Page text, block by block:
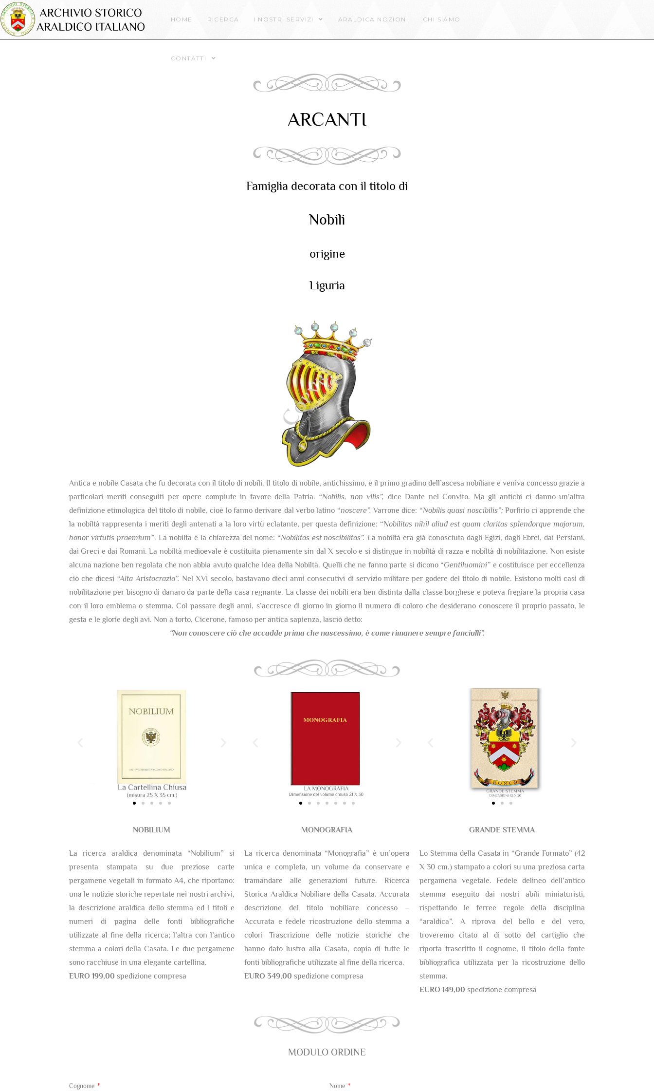
HOME RICERCA I NOSTRI SERVIZI ARALDICA NOZIONI CHI SIAMO
CONTATTI
ARCANTI
Famiglia decorata con il titolo di
Nobili
origine
Liguria
Antica e nobile Casata che fu decorata con il titolo di nobili. Il titolo di nobile, antichissimo, è il primo gradino dell’ascesa nobiliare e veniva concesso grazie a
particolari meriti conseguiti per opere compiute in favore della Patria. “Nobilis, non vilis”, dice Dante nel Convito. Ma gli antichi ci danno un’altra
definizione etimologica del titolo di nobile, cioè lo fanno derivare dal verbo latino “noscere”.Varrone dice: “Nobilis quasi noscibilis”; Porfirio ci apprende che
la nobiltà rappresenta i meriti degli antenati a la loro virtù eclatante, per questa definizione: “Nobilitas nihil aliud est quam claritas splendorque majorum,
honor virtutis praemium”. La nobilta è la chiarezza del nome: “Nobilitas est noscibilitas”. La nobiltà era già conosciuta dagli Egizi, dagli Ebrei, dai Persiani,
dai Greci e dai Romani. La nobiltà medioevale è costituita pienamente sin dal X secolo e si distingue in nobiltà di razza e nobiltà di nobilitazione. Non esiste
alcuna nazione ben regolata che non abbia avuto qualche idea della Nobiltà. Quelli che ne fanno parte si dicono “Gentiluomini” e costituisce per eccellenza
ciò che dicesi “Alta Aristocrazia”. Nel XVI secolo, bastavano dieci anni consecutivi di servizio militare per godere del titolo di nobile. Esistono molti casi di
nobilitazione per bisogno di danaro da parte della casa regnante. La classe dei nobili era ben distinta dalla classe borghese e poteva fregiare la propria casa
con il loro emblema o stemma. Col passare degli anni, s’accresce di giorno in giorno il numero di coloro che desiderano conoscere il proprio passato, le
gesta e le glorie degli avi. Non a torto, Cicerone, famoso per antica sapienza, lasciò detto:
“Non conoscere ciò che accadde prima che nascessimo, è come rimanere sempre fanciulli”.
NOBILIUM
La ricerca araldica denominata “Nobilium” si
presenta stampata su due preziose carte
pergamene vegetali in formato A4, che riportano:
una le notizie storiche repertate nei nostri archivi,
la descrizione araldica dello stemma ed i titoli e
numeri di pagina delle fonti bibliografiche
utilizzate al fine della ricerca; l’altra con l’antico
stemma a colori della Casata. Le due pergamene
sono racchiuse in una elegante cartellina.
EURO 199,00 spedizione compresa
MONOGRAFIA
La ricerca denominata “Monografia” è un’opera
unica e completa, un volume da conservare e
tramandare alle generazioni future. Ricerca
Storica Araldica Nobiliare della Casata. Accurata
descrizione del titolo nobiliare concesso –
Accurata e fedele ricostruzione dello stemma a
colori Trascrizione delle notizie storiche che
hanno dato lustro alla Casata, copia di tutte le
fonti bibliografiche utilizzate al fine della ricerca.
EURO 349,00 spedizione compresa
GRANDE STEMMA
Lo Stemma della Casata in “Grande Formato” (42
X 30 cm.) stampato a colori su una preziosa carta
pergamena vegetale. Fedele delineo dell’antico
stemma eseguito dai nostri abili miniaturisti,
rispettando le ferree regole della disciplina
“araldica”. A riprova del bello e del vero,
troveremo citato al di sotto del cartiglio che
riporta trascritto il cognome, il titolo della fonte
bibliografica utilizzata per la ricostruzione dello
stemma.
EURO 149,00 spedizione compresa
MODULO ORDINE
Cognome Nome